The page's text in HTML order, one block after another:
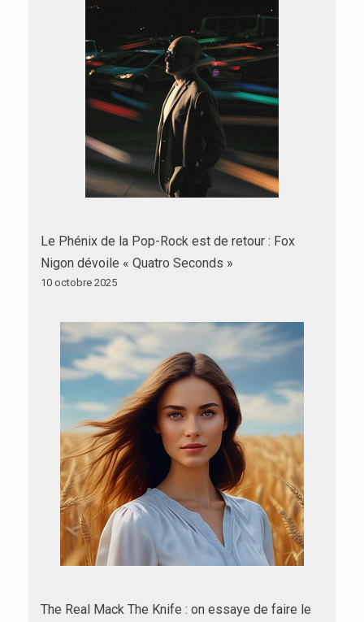
Le Phénix de la Pop-Rock est de retour : Fox
Nigon dévoile « Quatro Seconds »
10 octobre 2025
The Real Mack The Knife : on essaye de faire le